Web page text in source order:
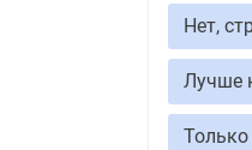
Нет,
Лучше
Только